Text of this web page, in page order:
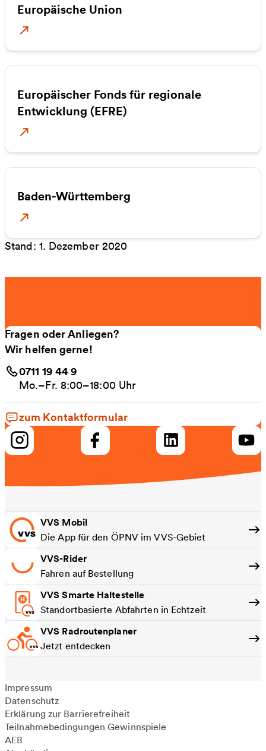
Europäische Union
Europäischer Fonds für regionale
Entwicklung (EFRE)
Baden-Württemberg
Stand: 1. Dezember 2020
Fragen oder Anliegen?
Wir helfen gerne!
0711 19 44 9
Mo.–Fr. 8:00–18:00 Uhr
zum Kontaktformular
VVS Mobil
Die App für den ÖPNV im VVS-Gebiet
VVS-Rider
Fahren auf Bestellung
VVS Smarte Haltestelle
Standortbasierte Abfahrten in Echtzeit
VVS Radroutenplaner
Jetzt entdecken
Impressum
Datenschutz
Erklärung zur Barrierefreiheit
Teilnahmebedingungen Gewinnspiele
AEB